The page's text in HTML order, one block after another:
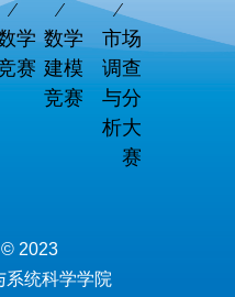
学
赛
数学
建模
竞赛
市场
调查
与分
析大
赛
2023
系统科学学院